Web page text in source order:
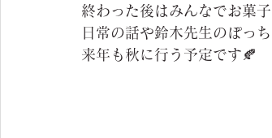
終わった後はみんなでお菓
日常の話や鈴木先生のぽっ
来年も秋に行う予定です🍂